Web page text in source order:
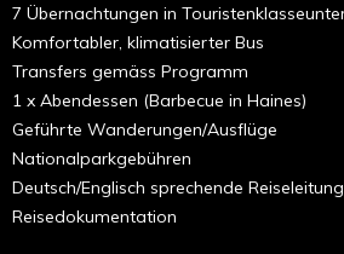
7 Übernachtungen in
Komfortabler, klimatisierter Bus
Transfers gemäss Programm
1 x Abendessen (Barbecue in Haines)
Geführte Wanderungen/Ausflüge
Nationalparkgebühren
Deutsch/Englisch sprechende Reiseleitung
Reisedokumentation